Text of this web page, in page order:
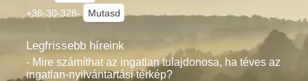
+36-30-328-
Mutasd
Legfrissebb híreink
- Mire számíthat az ingatlan tulajdonosa, ha téves az
ingatlan-nyilvántartási térkép?